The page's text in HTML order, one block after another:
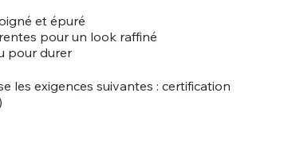
et épuré
pour un look raffiné
pour durer
les exigences suivantes : certification